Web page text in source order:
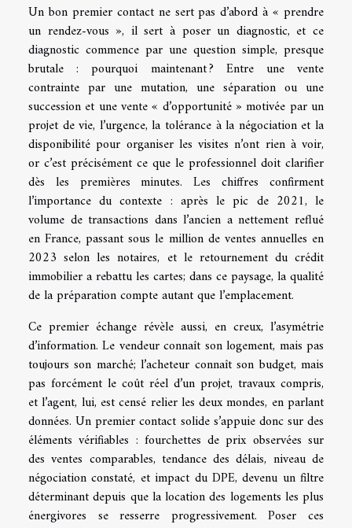
Un bon premier contact ne sert pas d’abord à « prendre
un rendez-vous », il sert à poser un diagnostic, et ce
diagnostic commence par une question simple, presque
brutale : pourquoi maintenant ? Entre une vente
contrainte par une mutation, une séparation ou une
succession et une vente « d’opportunité » motivée par un
projet de vie, l’urgence, la tolérance à la négociation et la
disponibilité pour organiser les visites n’ont rien à voir,
or c’est précisément ce que le professionnel doit clarifier
dès les premières minutes. Les chiffres confirment
l’importance du contexte : après le pic de 2021, le
volume de transactions dans l’ancien a nettement reflué
en France, passant sous le million de ventes annuelles en
2023 selon les notaires, et le retournement du crédit
immobilier a rebattu les cartes; dans ce paysage, la qualité
de la préparation compte autant que l’emplacement.
Ce premier échange révèle aussi, en creux, l’asymétrie
d’information. Le vendeur connaît son logement, mais pas
toujours son marché; l’acheteur connaît son budget, mais
pas forcément le coût réel d’un projet, travaux compris,
et l’agent, lui, est censé relier les deux mondes, en parlant
données. Un premier contact solide s’appuie donc sur des
éléments vérifiables : fourchettes de prix observées sur
des ventes comparables, tendance des délais, niveau de
négociation constaté, et impact du DPE, devenu un filtre
déterminant depuis que la location des logements les plus
énergivores se resserre progressivement. Poser ces